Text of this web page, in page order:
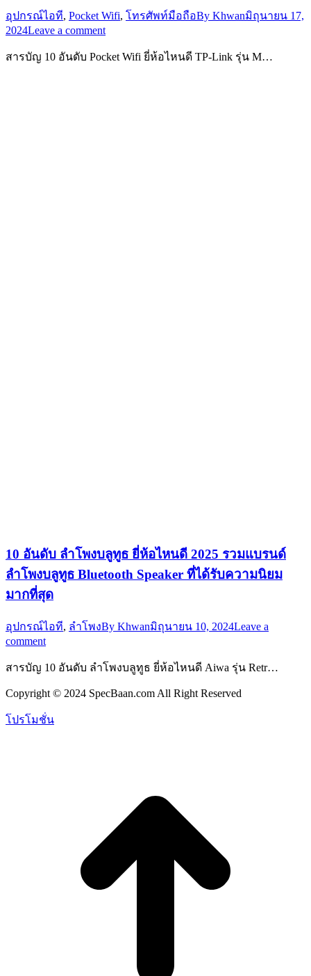
อุปกรณ์ไอที, Pocket Wifi, โทรศัพท์มือถือBy Khwanมิถุนายน 17,
2024Leave a comment
สารบัญ 10 อันดับ Pocket Wifi ยี่ห้อไหนดี TP-Link รุ่น M…
10 อันดับ ลำโพงบลูทูธ ยี่ห้อไหนดี 2025 รวมแบรนด์
ลำโพงบลูทูธ Bluetooth Speaker ที่ได้รับความนิยม
มากที่สุด
อุปกรณ์ไอที, ลำโพงBy Khwanมิถุนายน 10, 2024Leave a
comment
สารบัญ 10 อันดับ ลำโพงบลูทูธ ยี่ห้อไหนดี Aiwa รุ่น Retr…
Copyright © 2024 SpecBaan.com All Right Reserved
โปรโมชั่น